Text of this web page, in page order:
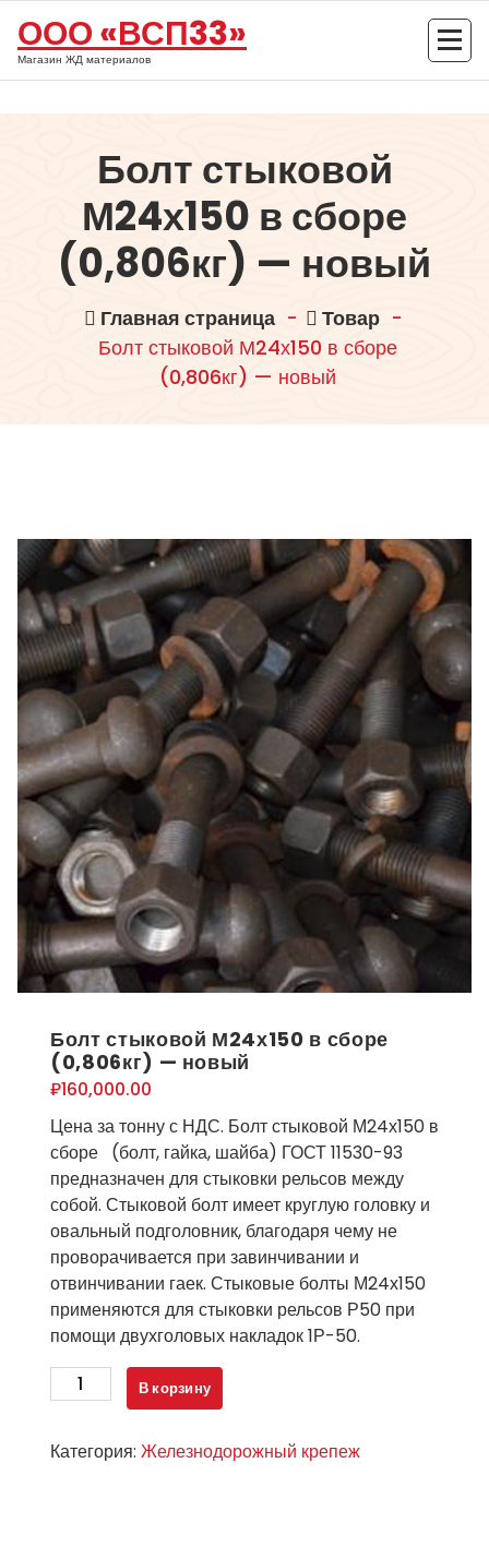
содержимому
ООО «ВСП33»
Магазин ЖД материалов
Болт стыковой
М24х150 в сборе
(0,806кг) — новый
Главная страница- Товар-
Болт стыковой М24х150 в сборе
(0,806кг) — новый
Болт стыковой М24х150 в сборе
(0,806кг) — новый
₽160,000.00
Цена за тонну с НДС. Болт стыковой М24х150 в
сборе (болт, гайка, шайба) ГОСТ 11530-93
предназначен для стыковки рельсов между
собой. Стыковой болт имеет круглую головку и
овальный подголовник, благодаря чему не
проворачивается при завинчивании и
отвинчивании гаек. Стыковые болты М24х150
применяются для стыковки рельсов Р50 при
помощи двухголовых накладок 1Р-50.
Количество
товара
стыковой
В корзину
Категория: Железнодорожный крепеж